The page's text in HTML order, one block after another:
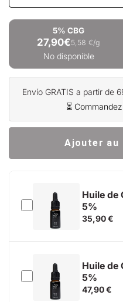
5% CBG
27,90€5,58 €/g
No disponible
Envío GRATIS a partir de
⏳
Ajouter au
Huile de
5%
35,90 €
Huile de
5%
47,90 €